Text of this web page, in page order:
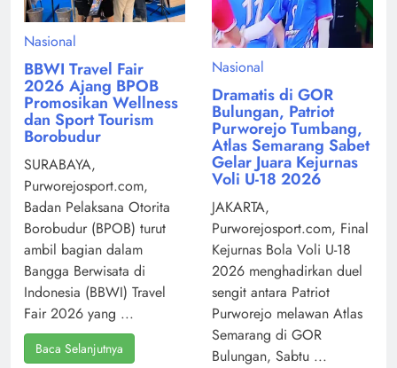
Nasional
BBWI Travel Fair
2026 Ajang BPOB
Promosikan Wellness
dan Sport Tourism
Borobudur
SURABAYA,
Purworejosport.com,
Badan Pelaksana Otorita
Borobudur (BPOB) turut
ambil bagian dalam
Bangga Berwisata di
Indonesia (BBWI) Travel
Fair 2026 yang ...
Baca Selanjutnya
Nasional
Dramatis di GOR
Bulungan, Patriot
Purworejo Tumbang,
Atlas Semarang Sabet
Gelar Juara Kejurnas
Voli U-18 2026
JAKARTA,
Purworejosport.com, Final
Kejurnas Bola Voli U-18
2026 menghadirkan duel
sengit antara Patriot
Purworejo melawan Atlas
Semarang di GOR
Bulungan, Sabtu ...